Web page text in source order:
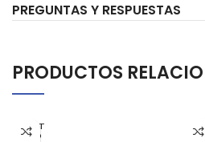
PREGUNTAS Y RESPUESTAS
PRODUCTOS
AGOT
ADO